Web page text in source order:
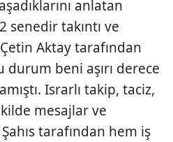
anlatan
senedir takıntı ve
Aktay tarafından
durum beni aşırı derece
Israrlı takip, taciz,
mesajlar ve
tarafından hem iş